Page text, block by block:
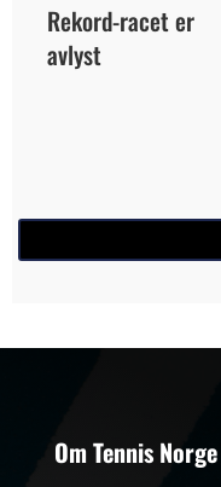
Rekord-racet er
avlyst
Om Tennis Norge